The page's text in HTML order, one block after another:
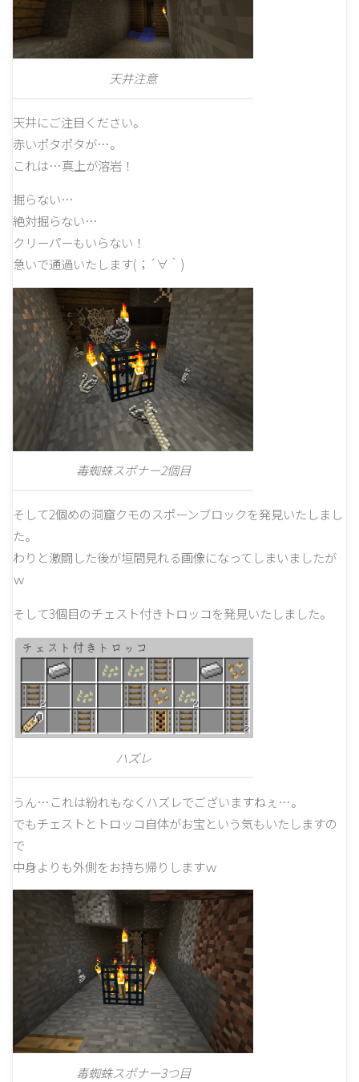
天井注意
天井にご注目ください。
赤いポタポタが…。
これは…真上が溶岩！
掘らない…
絶対掘らない…
クリーパーもいらない！
急いで通過いたします(；´∀｀)
毒蜘蛛スポナー2個目
そして2個めの洞窟クモのスポーンブロックを発見いたしまし
た。
わりと激闘した後が垣間見れる画像になってしまいましたが
ｗ
そして3個目のチェスト付きトロッコを発見いたしました。
ハズレ
うん…これは紛れもなくハズレでございますねぇ…。
でもチェストとトロッコ自体がお宝という気もいたしますの
で
中身よりも外側をお持ち帰りしますｗ
毒蜘蛛スポナー3つ目